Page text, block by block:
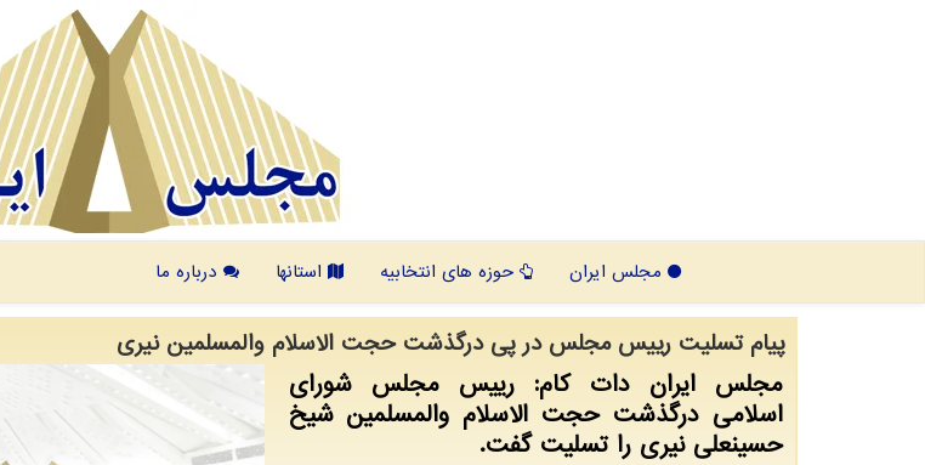
مجلس ایران حوزه های انتخابیه استانها درباره ما
پیام تسلیت رییس مجلس در پی درگذشت حجت الاسلام والمسلمین نیری
مجلس ایران دات کام: رییس مجلس شورای
اسلامی درگذشت حجت الاسلام والمسلمین شیخ
حسینعلی نیری را تسلیت گفت.